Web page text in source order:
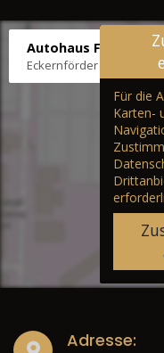
Autohaus Fräter
Eckernförder Str. /
Für die
Karten-
Adresse: